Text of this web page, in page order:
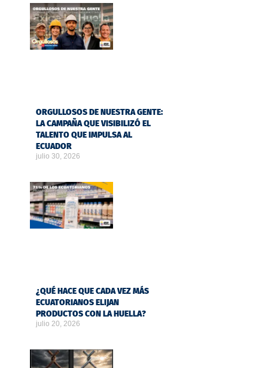
ORGULLOSOS DE NUESTRA GENTE:
LA CAMPAÑA QUE VISIBILIZÓ EL
TALENTO QUE IMPULSA AL
ECUADOR
julio 30, 2026
¿QUÉ HACE QUE CADA VEZ MÁS
ECUATORIANOS ELIJAN
PRODUCTOS CON LA HUELLA?
julio 20, 2026